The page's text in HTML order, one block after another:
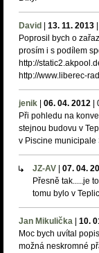
David 13. 11. 2013
Poprosil bych o
prosím i s podílem
http://
http://www.liberec-
jenik 06. 04. 2012
Při pohledu na
stejnou budovu v
v Piscine municipale
JZ-AV 07. 04.
Přesně tak.....je
tomu bylo v
Jan Mikulička 10.
Moc bych uvítal
možná neskromné